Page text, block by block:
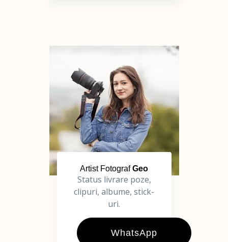
Artist FotografGeo
Status livrare poze,
clipuri, albume, stick-
uri.
WhatsApp